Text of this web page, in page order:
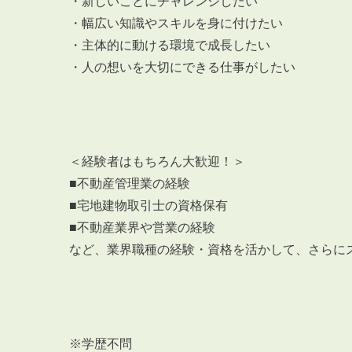
・幅広い知識やスキルを身に付けたい
・主体的に動ける環境で成長したい
・人の想いを大切にできる仕事がしたい
＜経験者はもちろん大歓迎！＞
■不動産管理業の経験
■宅地建物取引士の資格保有
■不動産業界や営業の経験
など、業界職種の経験・資格を活かして、さらに
※学歴不問